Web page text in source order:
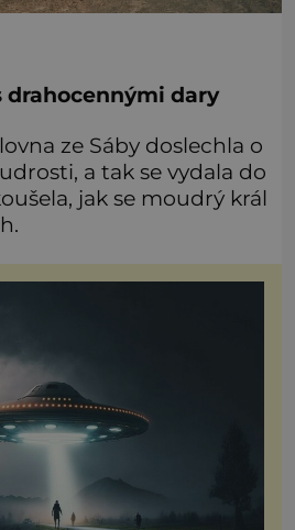
drahocennými dary
ze Sáby doslechla o
a tak se vydala do
jak se moudrý král